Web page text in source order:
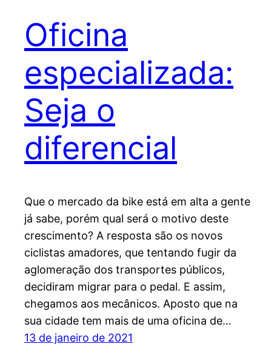
Oficina
especializada:
Seja o
diferencial
Que o mercado da bike está em alta a gente
já sabe, porém qual será o motivo deste
crescimento? A resposta são os novos
ciclistas amadores, que tentando fugir da
aglomeração dos transportes públicos,
decidiram migrar para o pedal. E assim,
chegamos aos mecânicos. Aposto que na
sua cidade tem mais de uma oficina de…
13 de janeiro de 2021